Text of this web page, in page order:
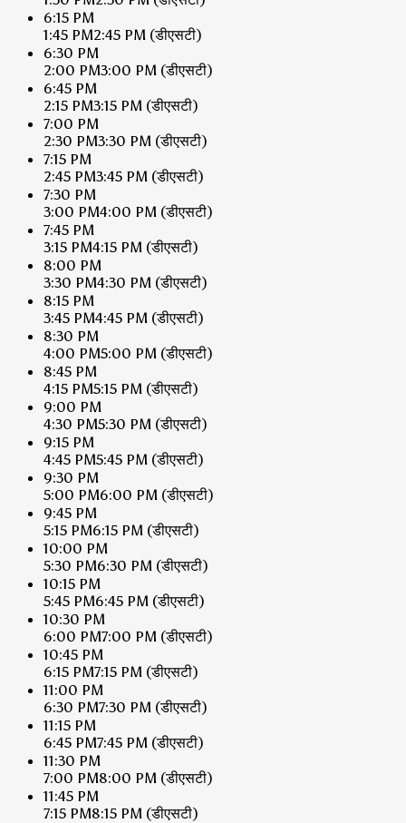
6:15 PM
1:45 PM2:45 PM (डीएसटी)
6:30 PM
2:00 PM3:00 PM (डीएसटी)
6:45 PM
2:15 PM3:15 PM (डीएसटी)
7:00 PM
2:30 PM3:30 PM (डीएसटी)
7:15 PM
2:45 PM3:45 PM (डीएसटी)
7:30 PM
3:00 PM4:00 PM (डीएसटी)
7:45 PM
3:15 PM4:15 PM (डीएसटी)
8:00 PM
3:30 PM4:30 PM (डीएसटी)
8:15 PM
3:45 PM4:45 PM (डीएसटी)
8:30 PM
4:00 PM5:00 PM (डीएसटी)
8:45 PM
4:15 PM5:15 PM (डीएसटी)
9:00 PM
4:30 PM5:30 PM (डीएसटी)
9:15 PM
4:45 PM5:45 PM (डीएसटी)
9:30 PM
5:00 PM6:00 PM (डीएसटी)
9:45 PM
5:15 PM6:15 PM (डीएसटी)
10:00 PM
5:30 PM6:30 PM (डीएसटी)
10:15 PM
5:45 PM6:45 PM (डीएसटी)
10:30 PM
6:00 PM7:00 PM (डीएसटी)
10:45 PM
6:15 PM7:15 PM (डीएसटी)
11:00 PM
6:30 PM7:30 PM (डीएसटी)
11:15 PM
6:45 PM7:45 PM (डीएसटी)
11:30 PM
7:00 PM8:00 PM (डीएसटी)
11:45 PM
7:15 PM8:15 PM (डीएसटी)